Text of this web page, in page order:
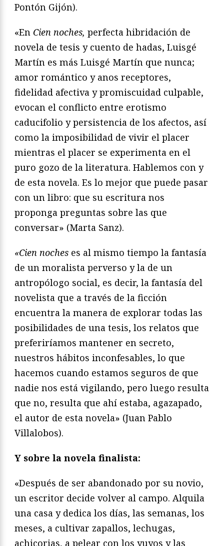
Pontón Gijón).
«En Cien noches, perfecta hibridación de
novela de tesis y cuento de hadas, Luisgé
Martín es más Luisgé Martín que nunca;
amor romántico y anos receptores,
fidelidad afectiva y promiscuidad culpable,
evocan el conflicto entre erotismo
caducifolio y persistencia de los afectos, así
como la imposibilidad de vivir el placer
mientras el placer se experimenta en el
puro gozo de la literatura. Hablemos con y
de esta novela. Es lo mejor que puede pasar
con un libro: que su escritura nos
proponga preguntas sobre las que
conversar» (Marta Sanz).
«Cien noches es al mismo tiempo la fantasía
de un moralista perverso y la de un
antropólogo social, es decir, la fantasía del
novelista que a través de la ficción
encuentra la manera de explorar todas las
posibilidades de una tesis, los relatos que
preferiríamos mantener en secreto,
nuestros hábitos inconfesables, lo que
hacemos cuando estamos seguros de que
nadie nos está vigilando, pero luego resulta
que no, resulta que ahí estaba, agazapado,
el autor de esta novela» (Juan Pablo
Villalobos).
Y sobre la novela finalista:
«Después de ser abandonado por su novio,
un escritor decide volver al campo. Alquila
una casa y dedica los días, las semanas, los
meses, a cultivar zapallos, lechugas,
achicorias, a pelear con los yuyos y las